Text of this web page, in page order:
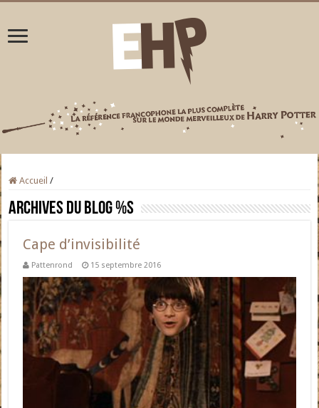
Accueil /
Archives du blog%s
Cape d’invisibilité
Pattenrond 15 septembre 2016